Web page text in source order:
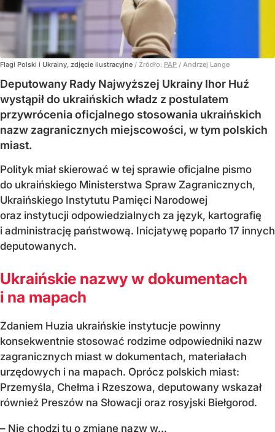
Flagi Polski i Ukrainy, zdjęcie ilustracyjne / Źródło: PAP / Andrzej Lange
Deputowany Rady Najwyższej Ukrainy Ihor Huź
wystąpił do ukraińskich władz z postulatem
przywrócenia oficjalnego stosowania ukraińskich
nazw zagranicznych miejscowości, w tym polskich
miast.
Polityk miał skierować w tej sprawie oficjalne pismo
do ukraińskiego Ministerstwa Spraw Zagranicznych,
Ukraińskiego Instytutu Pamięci Narodowej
oraz instytucji odpowiedzialnych za język, kartografię
i administrację państwową. Inicjatywę poparło 17 innych
deputowanych.
Ukraińskie nazwy w dokumentach
i na mapach
Zdaniem Huzia ukraińskie instytucje powinny
konsekwentnie stosować rodzime odpowiedniki nazw
zagranicznych miast w dokumentach, materiałach
urzędowych i na mapach. Oprócz polskich miast:
Przemyśla, Chełma i Rzeszowa, deputowany wskazał
również Preszów na Słowacji oraz rosyjski Biełgorod.
– Nie chodzi tu o zmianę nazw w...